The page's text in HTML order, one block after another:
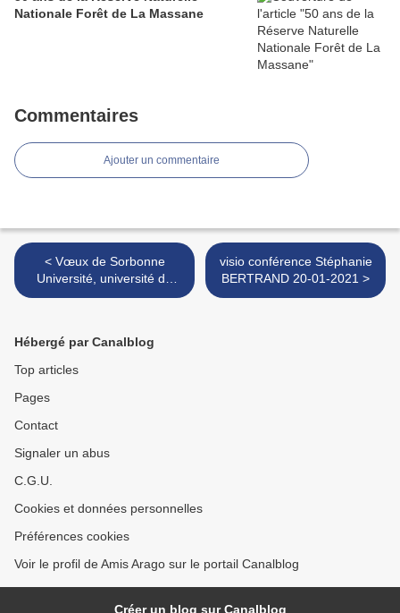
Nationale Forêt de La Massane
Commentaires
Ajouter un commentaire
< Vœux de Sorbonne
Université, université de
tutelle de l'Observatoire
visio conférence Stéphanie
BERTRAND 20-01-2021 >
Hébergé par Canalblog
Top articles
Pages
Contact
Signaler un abus
C.G.U.
Cookies et données personnelles
Préférences cookies
Voir le profil de Amis Arago sur le portail Canalblog
Créer un blog sur Canalblog